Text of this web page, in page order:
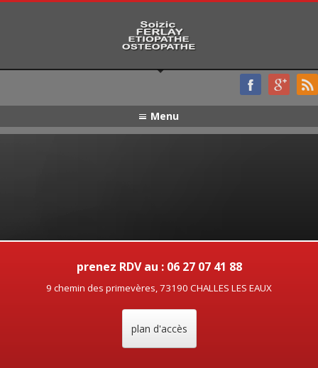
Menu
prenez RDV au : 06 27 07 41 88
9 chemin des primevères, 73190 CHALLES LES EAUX
plan d'accès